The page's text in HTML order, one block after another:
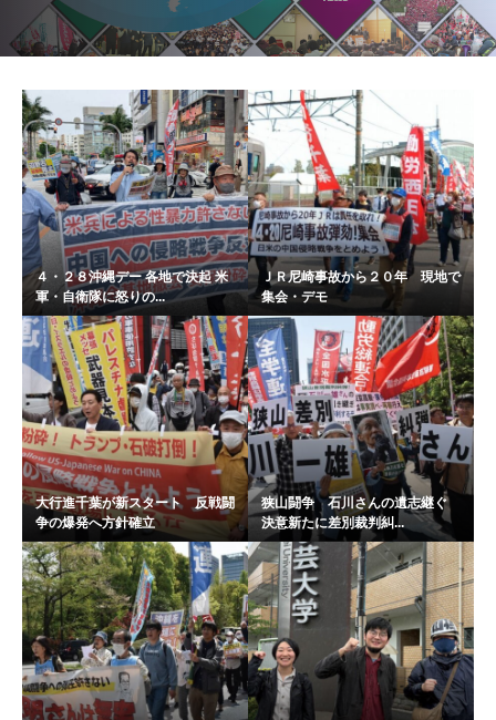
４・２８沖縄デー 各地で決起 米
軍・自衛隊に怒りの...
ＪＲ尼崎事故から２０年 現地で
集会・デモ
大行進千葉が新スタート 反戦闘
争の爆発へ方針確立
狭山闘争 石川さんの遺志継ぐ
決意新たに差別裁判糾...